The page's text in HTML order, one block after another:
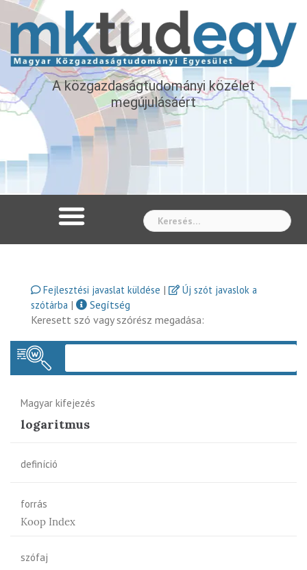
A közgazdaságtudományi közélet
megújulásáért
Fejlesztési javaslat küldése |
Új szót javaslok a
szótárba |
Segítség
Keresett szó vagy szórész megadása:
Magyar kifejezés
logaritmus
definíció
forrás
Koop Index
szófaj